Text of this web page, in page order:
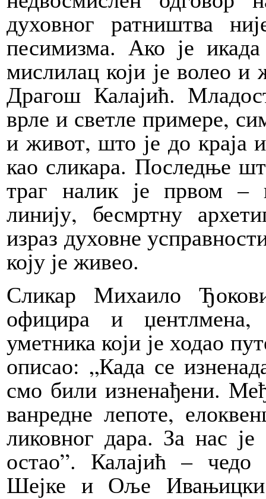
духовног ратништва
песимизма. Ако је
мислилац који је волео
Драгош Калајић.
врле и светле примере,
и живот, што је до краја
као сликара. Последње
траг налик је првом –
линију, бесмртну
израз духовне
коју је живео.
Сликар Михаило
официра и
уметника који је ходао
описао: „Када се
смо били изненађени.
ванредне лепоте,
ликовног дара. За нас
остао”. Калајић – чедо
Шејке и Оље